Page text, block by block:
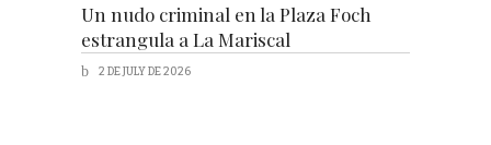
Un nudo criminal en la Plaza Foch
estrangula a La Mariscal
2 DE JULY DE 2026